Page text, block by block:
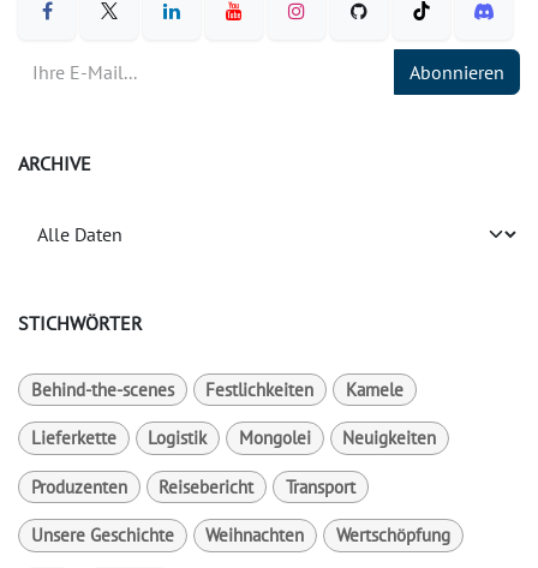
Abonnieren
ARCHIVE
STICHWÖRTER
Behind-the-scenes Festlichkeiten Kamele
Lieferkette Logistik Mongolei Neuigkeiten
Produzenten Reisebericht Transport
Unsere Geschichte Weihnachten Wertschöpfung